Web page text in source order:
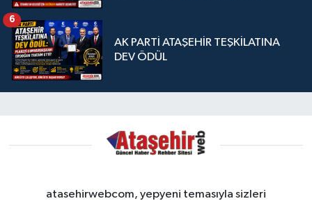
AK PARTİ ATAŞEHİR TEŞKİLATINA
DEV ÖDÜL
6
atasehirwebcom, yepyeni temasıyla sizleri